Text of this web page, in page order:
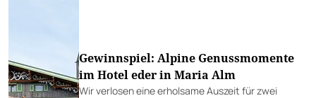
Gewinnspiel: Alpine Genussmomente
im Hotel eder in Maria Alm
Wir verlosen eine erholsame Auszeit für zwei